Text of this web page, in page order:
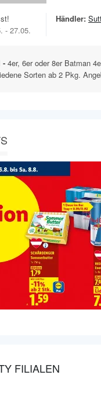
- 27.05.
Händler:
- 4er, 6er oder 8er Batman
Sorten ab 2 Pkg.
FILIALEN